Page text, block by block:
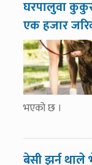
घरपालुवा
एक हजार
भएको छ ।
बेसी झर्न थाले